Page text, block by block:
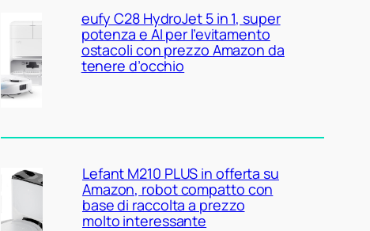
eufy C28 HydroJet 5 in 1, super
potenza e AI per l’evitamento
ostacoli con prezzo Amazon da
tenere d’occhio
Lefant M210 PLUS in offerta su
Amazon, robot compatto con
base di raccolta a prezzo
molto interessante